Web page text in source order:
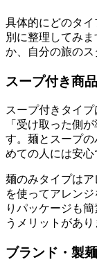
具体的にどのタ
別に整理してみ
か、自分の旅のス
スープ付き商
スープ付きタイ
「受け取った側
す。麺とスープ
めての人には安心
麺のみタイプは
を使ってアレン
りパッケージも
うメリットがあり
ブランド・製